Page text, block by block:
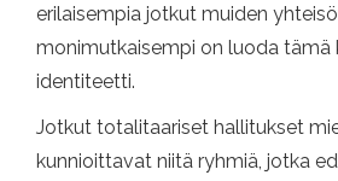
erilaisempia jotkut muiden
monimutkaisempi on luoda tämä
identiteetti.
Jotkut totalitaariset hallitukset
kunnioittavat niitä ryhmiä, jotka